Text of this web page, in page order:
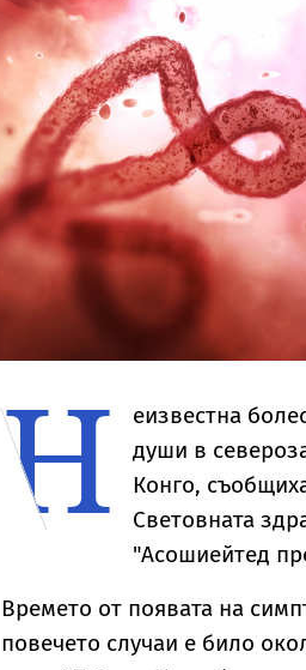
Н
еизвестна
души в
Конго,
Световната
"Асошиейтед
Времето от появата на
повечето случаи е било